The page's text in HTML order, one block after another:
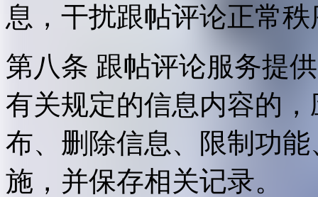
息，干扰跟帖评论正常
第八条 跟帖评论服务提
有关规定的信息内容的
布、删除信息、限制功
施，并保存相关记录。